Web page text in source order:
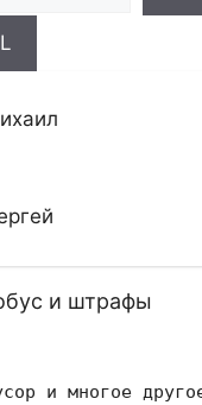
и штрафы
и многое